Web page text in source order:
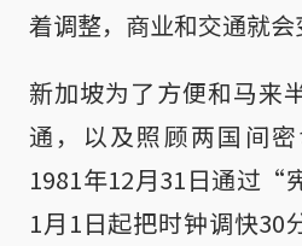
着调整，商业和交通就会
新加坡为了方便和马来
通，以及照顾两国间
1981年12月31日通过“
1月1日起把时钟调快30